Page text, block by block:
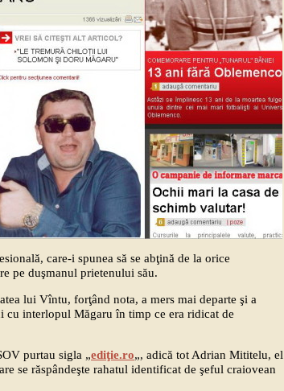
care-i spunea să se abţină de la orice
pe duşmanul prietenului său.
lui Vîntu, forţând nota, a mers mai departe şi a
cu interlopul Măgaru în timp ce era ridicat de
purtau sigla „ediţie.ro„, adică tot Adrian Mititelu, el
se răspândeşte rahatul identificat de şeful craiovean